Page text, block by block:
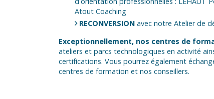
Atout Coaching
RECONVERSION avec notre Atelier de
Exceptionnellement, nos centres de
ateliers et parcs technologiques en activité
certifications. Vous pourrez également
centres de formation et nos conseillers.